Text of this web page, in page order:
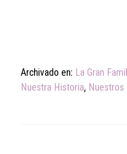
Archivado en: La Gran
Nuestra Historia, Nuestros